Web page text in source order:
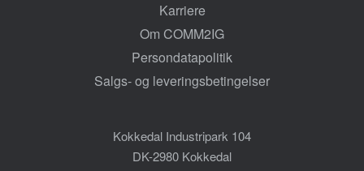
Karriere
Om COMM2IG
Persondatapolitik
Salgs- og leveringsbetingelser
Kokkedal Industripark 104
DK-2980 Kokkedal